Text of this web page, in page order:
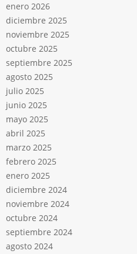
enero 2026
diciembre 2025
noviembre 2025
octubre 2025
septiembre 2025
agosto 2025
julio 2025
junio 2025
mayo 2025
abril 2025
marzo 2025
febrero 2025
enero 2025
diciembre 2024
noviembre 2024
octubre 2024
septiembre 2024
agosto 2024